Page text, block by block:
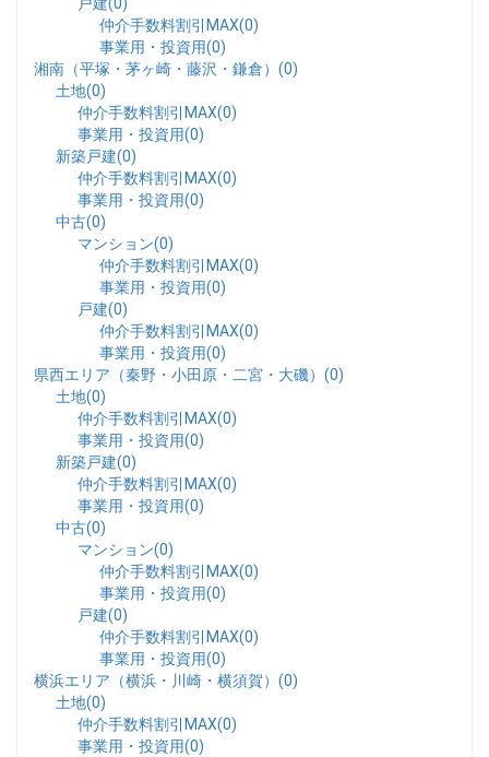
仲介手数料割引MAX(0)
事業用・投資用(0)
湘南（平塚・茅ヶ崎・藤沢・鎌倉）(0)
土地(0)
仲介手数料割引MAX(0)
事業用・投資用(0)
新築戸建(0)
仲介手数料割引MAX(0)
事業用・投資用(0)
中古(0)
マンション(0)
仲介手数料割引MAX(0)
事業用・投資用(0)
戸建(0)
仲介手数料割引MAX(0)
事業用・投資用(0)
県西エリア（秦野・小田原・二宮・大磯）(0)
土地(0)
仲介手数料割引MAX(0)
事業用・投資用(0)
新築戸建(0)
仲介手数料割引MAX(0)
事業用・投資用(0)
中古(0)
マンション(0)
仲介手数料割引MAX(0)
事業用・投資用(0)
戸建(0)
仲介手数料割引MAX(0)
事業用・投資用(0)
横浜エリア（横浜・川崎・横須賀）(0)
土地(0)
仲介手数料割引MAX(0)
事業用・投資用(0)